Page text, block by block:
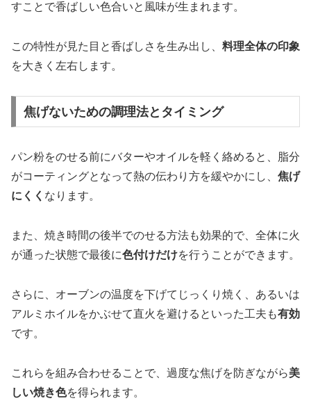
すことで香ばしい色合いと風味が生まれます。
この特性が見た目と香ばしさを生み出し、 料理全体の印象
を大きく左右します。
焦げないための調理法とタイミング
パン粉をのせる前にバターやオイルを軽く絡めると、脂分
がコーティングとなって熱の伝わり方を緩やかにし、 焦げ
にくく なります。
また、焼き時間の後半でのせる方法も効果的で、全体に火
が通った状態で最後に色付けだけを行うことができます。
さらに、オーブンの温度を下げてじっくり焼く、あるいは
アルミホイルをかぶせて直火を避けるといった工夫も有効
です。
これらを組み合わせることで、過度な焦げを防ぎながら美
しい焼き色を得られます。